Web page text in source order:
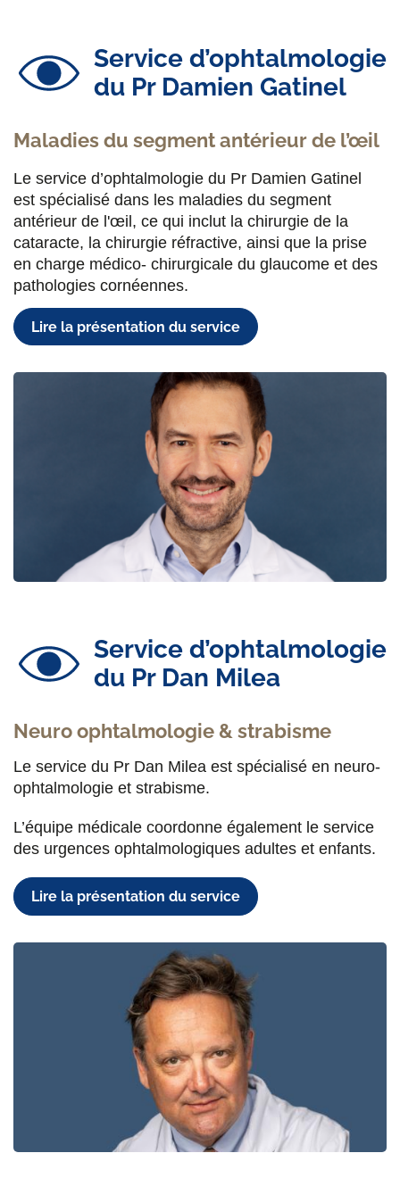
Service d’ophtalmologie
du Pr Damien Gatinel
Maladies du segment antérieur de l’œil
Le service d’ophtalmologie du Pr Damien Gatinel
est spécialisé dans les maladies du segment
antérieur de l'œil, ce qui inclut la chirurgie de la
cataracte, la chirurgie réfractive, ainsi que la prise
en charge médico- chirurgicale du glaucome et des
pathologies cornéennes.
Lire la présentation du service
Service d’ophtalmologie
du Pr Dan Milea
Neuro ophtalmologie & strabisme
Le service du Pr Dan Milea est spécialisé en neuro-
ophtalmologie et strabisme.
L’équipe médicale coordonne également le service
des urgences ophtalmologiques adultes et enfants.
Lire la présentation du service